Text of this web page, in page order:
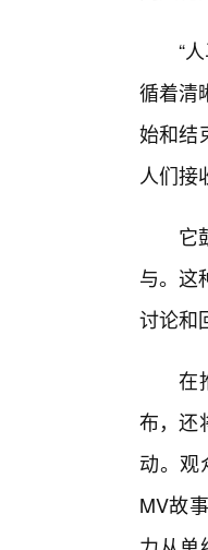
“
循着清
始和结
人们
它
与。这
讨论和
在
布，还
动。观
MV故